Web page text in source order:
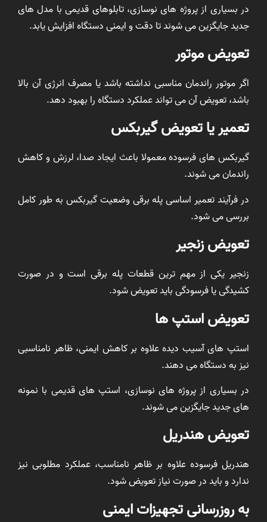
در بسیاری از پروژه های نوسازی، تابلوهای قدیمی با مدل های
جدید جایگزین می شوند تا دقت و ایمنی دستگاه افزایش یابد.
تعویض موتور
اگر موتور راندمان مناسبی نداشته باشد یا مصرف انرژی آن بالا
باشد، تعویض آن می تواند عملکرد دستگاه را بهبود دهد.
تعمیر یا تعویض گیربکس
گیربکس های فرسوده معمولا باعث ایجاد صدا، لرزش و کاهش
راندمان می شوند.
در فرآیند تعمیر اساسی پله برقی وضعیت گیربکس به طور کامل
بررسی می شود.
تعویض زنجیر
زنجیر یکی از مهم ترین قطعات پله برقی است و در صورت
کشیدگی یا فرسودگی باید تعویض شود.
تعویض استپ ها
استپ های آسیب دیده علاوه بر کاهش ایمنی، ظاهر نامناسبی
نیز به دستگاه می دهند.
در بسیاری از پروژه های نوسازی، استپ های قدیمی با نمونه
های جدید جایگزین می شوند.
تعویض هندریل
هندریل فرسوده علاوه بر ظاهر نامناسب، عملکرد مطلوبی نیز
ندارد و باید در صورت نیاز تعویض شود.
به روزرسانی تجهیزات ایمنی